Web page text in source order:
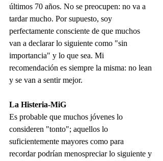
últimos 70 años. No se preocupen: no va a
tardar mucho. Por supuesto, soy
perfectamente consciente de que muchos
van a declarar lo siguiente como "sin
importancia" y lo que sea. Mi
recomendación es siempre la misma: no lean
y se van a sentir mejor.
La Histeria-MiG
Es probable que muchos jóvenes lo
consideren "tonto"; aquellos lo
suficientemente mayores como para
recordar podrían menospreciar lo siguiente y